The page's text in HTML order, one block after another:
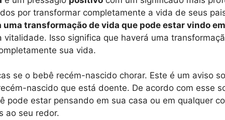
por transformar completamente a vida de seus
uma transformação de vida que pode estar vindo
Isso significa que haverá uma
sua vida.
se o bebê recém-nascido chorar. Este é um aviso
nascido que está doente. De acordo com esse
pode estar pensando em sua casa ou em qualquer
ao seu redor.